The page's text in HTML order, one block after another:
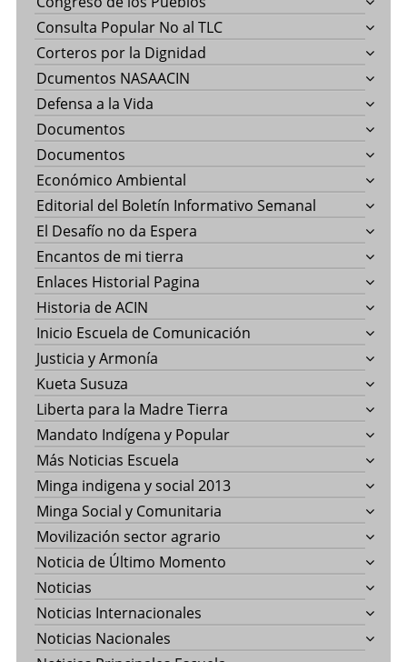
Consulta Popular No al TLC
Corteros por la Dignidad
Dcumentos NASAACIN
Defensa a la Vida
Documentos
Documentos
Económico Ambiental
Editorial del Boletín Informativo Semanal
El Desafío no da Espera
Encantos de mi tierra
Enlaces Historial Pagina
Historia de ACIN
Inicio Escuela de Comunicación
Justicia y Armonía
Kueta Susuza
Liberta para la Madre Tierra
Mandato Indígena y Popular
Más Noticias Escuela
Minga indigena y social 2013
Minga Social y Comunitaria
Movilización sector agrario
Noticia de Último Momento
Noticias
Noticias Internacionales
Noticias Nacionales